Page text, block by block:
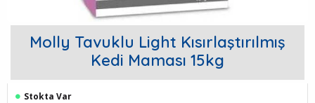
Molly Tavuklu Light Kısırlaştırılmış
Kedi Maması 15kg
Stokta Var